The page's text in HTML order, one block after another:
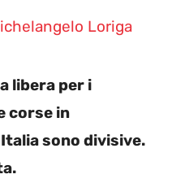
Loriga
libera per i
corse in
sono divisive.